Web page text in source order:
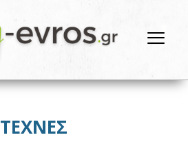
ΤΕΧΝΕΣ